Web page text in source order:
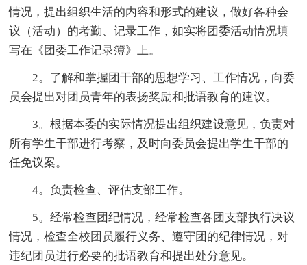
情况，提出组织生活的内容和形式的建议，做好各种会
议（活动）的考勤、记录工作，如实将团委活动情况填
写在《团委工作记录簿》上。
2。了解和掌握团干部的思想学习、工作情况，向委
员会提出对团员青年的表扬奖励和批语教育的建议。
3。根据本委的实际情况提出组织建设意见，负责对
所有学生干部进行考察，及时向委员会提出学生干部的
任免议案。
4。负责检查、评估支部工作。
5。经常检查团纪情况，经常检查各团支部执行决议
情况，检查全校团员履行义务、遵守团的纪律情况，对
违纪团员进行必要的批语教育和提出处分意见。